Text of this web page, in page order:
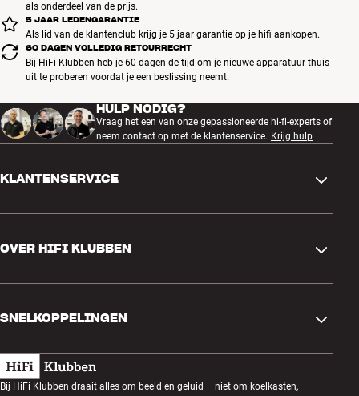
als onderdeel van de prijs.
5 JAAR LEDENGARANTIE
Als lid van de klantenclub krijg je 5 jaar garantie op je hifi aankopen.
60 DAGEN VOLLEDIG RETOURRECHT
Bij HiFi Klubben heb je 60 dagen de tijd om je nieuwe apparatuur thuis
uit te proberen voordat je een beslissing neemt.
HULP NODIG?
Vraag het een van onze gepassioneerde hi-fi-experts of
neem contact op met de klantenservice. Krijg hulp
KLANTENSERVICE
Ruilen en retourneren
Bestelling herroepen
Algemene voorwaarden
OVER HIFI KLUBBEN
Klantenclub
Luisteravond
SNELKOPPELINGEN
Cadeaubonnen
Bij HiFi Klubben draait alles om beeld en geluid – niet om koelkasten,